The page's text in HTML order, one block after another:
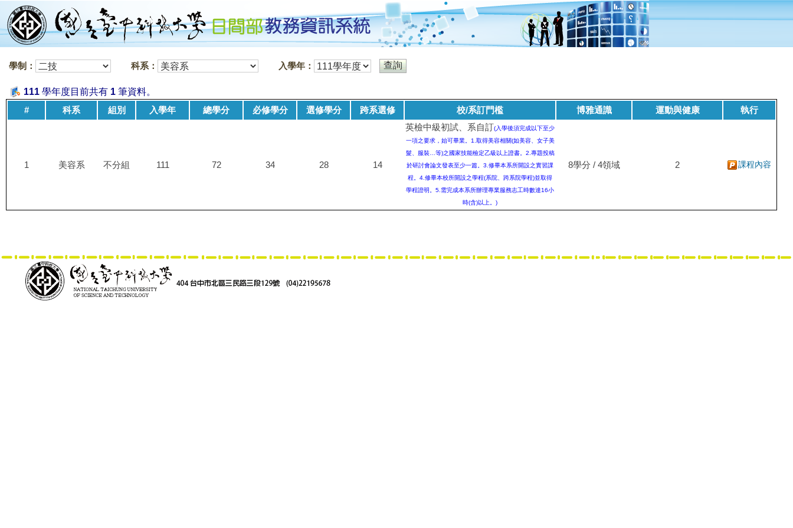
學制： 科系： 入學年：
111 學年度目前共有 1 筆資料。
#
科系 組別 入學年 總學分 必修學分 選修學分 跨系選修 校/系訂門檻 博雅通識 運動與健康 執行
1 美容系 不分組 111 72 34 28 14
英檢中級初試、系自訂(入學後須完成以下至少
一項之要求，始可畢業。1.取得美容相關(如美容、女子美
髮、服裝…等)之國家技能檢定乙級以上證書。2.專題投稿
於研討會論文發表至少一篇。3.修畢本系所開設之實習課
程。4.修畢本校所開設之學程(系院、跨系院學程)並取得
學程證明。5.需完成本系所辦理專業服務志工時數達16小
時(含)以上。)
8學分 / 4領域 2 課程內容